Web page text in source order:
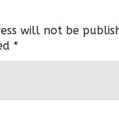
will not be
*